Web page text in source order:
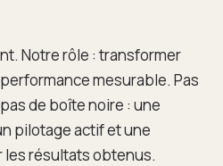
Notre rôle : transformer
mesurable. Pas
de boîte noire : une
pilotage actif et une
résultats obtenus.